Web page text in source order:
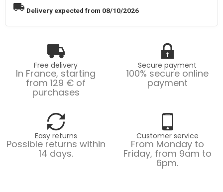
local_shipping Delivery expected from 08/10/2026
Free delivery
In France, starting
from 129 € of
purchases
Secure payment
100% secure online
payment
Easy returns
Possible returns within
14 days.
Customer service
From Monday to
Friday, from 9am to
6pm.